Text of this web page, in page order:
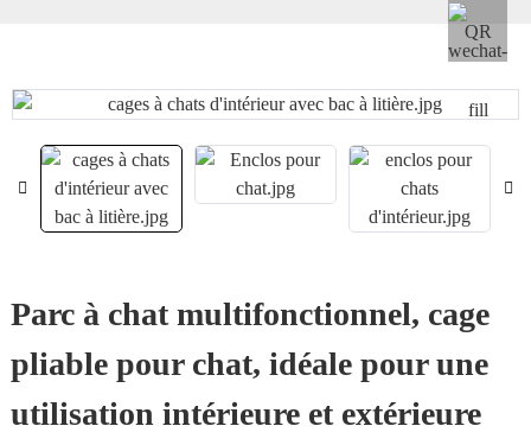
animaux)
Parc à chat multifonctionnel, cage
pliable pour chat, idéale pour une
utilisation intérieure et extérieure